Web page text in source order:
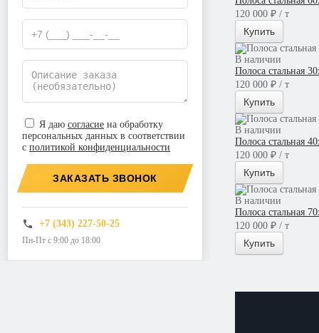
Я даю согласие на обработку
персональных данных в соответствии
с политикой конфиденциальности
ЗАКАЗАТЬ ЗВОНОК
+7 (343) 227-50-25
Пн-Пт с 9:00 до 18:00
120 000 ₽ / т
Купить
В наличии
Полоса стальная
120 000 ₽ / т
Купить
В наличии
Полоса стальная
120 000 ₽ / т
Купить
В наличии
Полоса стальная
120 000 ₽ / т
Купить